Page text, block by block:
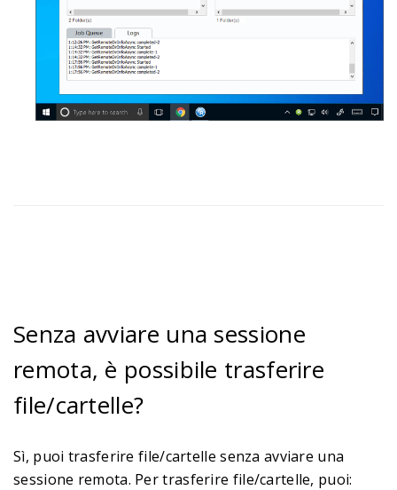
Senza avviare una sessione
remota, è possibile trasferire
file/cartelle?
Sì, puoi trasferire file/cartelle senza avviare una
sessione remota. Per trasferire file/cartelle, puoi: